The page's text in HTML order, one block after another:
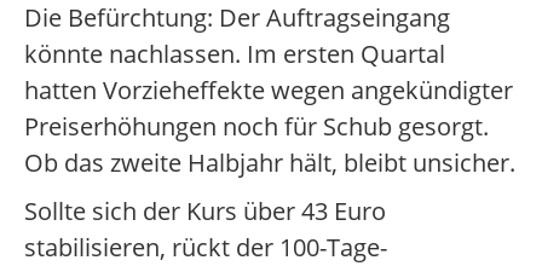
Die Befürchtung: Der Auftragseingang
könnte nachlassen. Im ersten Quartal
hatten Vorzieheffekte wegen angekündigter
Preiserhöhungen noch für Schub gesorgt.
Ob das zweite Halbjahr hält, bleibt unsicher.
Sollte sich der Kurs über 43 Euro
stabilisieren, rückt der 100-Tage-